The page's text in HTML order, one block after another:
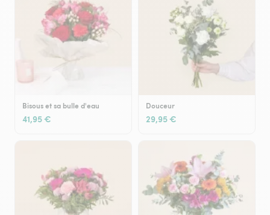
Bisous et sa bulle d'eau
41,95 €
Douceur
29,95 €